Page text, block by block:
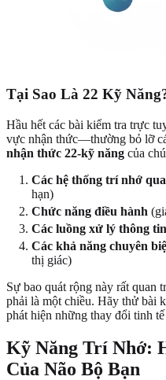
Tại Sao Là 22 Kỹ
Hầu hết các bài kiểm tra trực
vực nhận thức—thường bỏ lỡ
nhận thức 22-kỹ năng của
Các hệ thống trí nhớ
hạn)
Chức năng điều hành
Các luồng xử lý thông tin
Các khả năng chuyên
thị giác)
Sự bao quát rộng này rất quan
phải là một chiều. Hãy thử bài
phát hiện những thay đổi tinh
Kỹ Năng Trí Nhớ:
Của Não Bộ Bạn